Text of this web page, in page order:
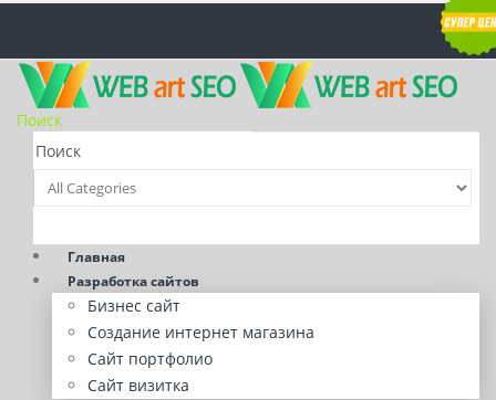
Поиск
Главная
Разработка сайтов
Бизнес сайт
Создание интернет магазина
Сайт портфолио
Сайт визитка